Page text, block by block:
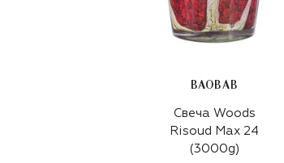
BAOBAB
Свеча Woods
Risoud Max 24
(3000g)